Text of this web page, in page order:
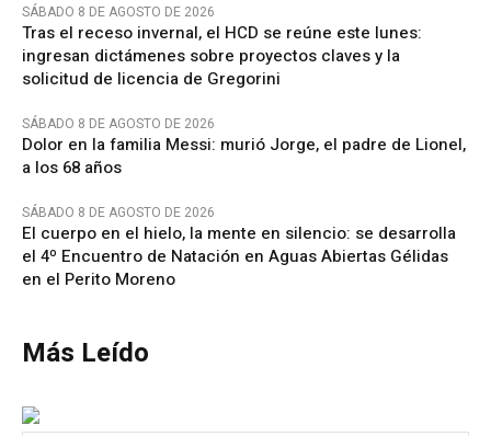
SÁBADO 8 DE AGOSTO DE 2026
Tras el receso invernal, el HCD se reúne este lunes:
ingresan dictámenes sobre proyectos claves y la
solicitud de licencia de Gregorini
SÁBADO 8 DE AGOSTO DE 2026
Dolor en la familia Messi: murió Jorge, el padre de Lionel,
a los 68 años
SÁBADO 8 DE AGOSTO DE 2026
El cuerpo en el hielo, la mente en silencio: se desarrolla
el 4º Encuentro de Natación en Aguas Abiertas Gélidas
en el Perito Moreno
Más Leído